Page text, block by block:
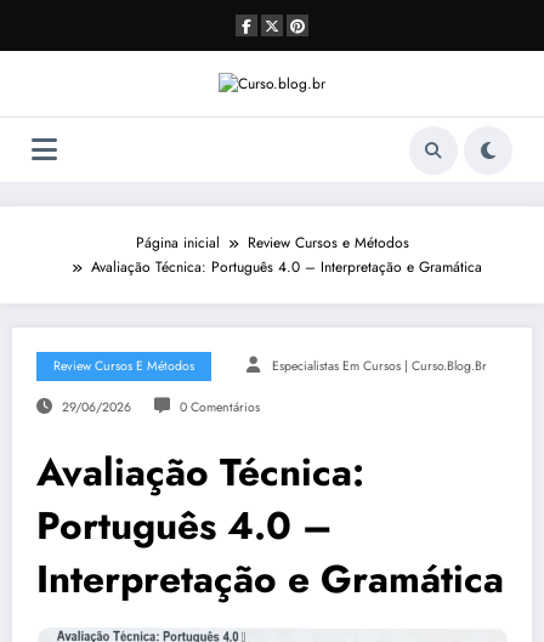
o
Página inicial
Review Cursos e Métodos
Avaliação Técnica: Português 4.0 – Interpretação e Gramática
Review Cursos E Métodos Especialistas Em Cursos | Curso.blog.br
29/06/2026 0 Comentários
Avaliação Técnica:
Português 4.0 –
Interpretação e Gramática